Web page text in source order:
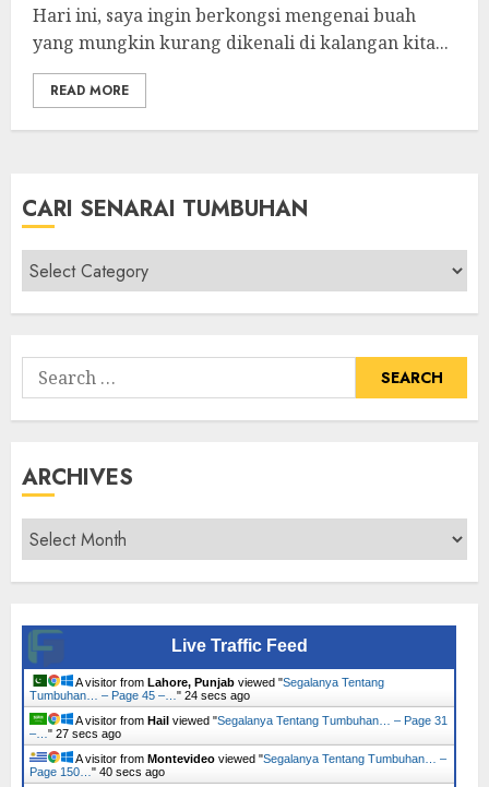
Hari ini, saya ingin berkongsi mengenai buah
yang mungkin kurang dikenali di kalangan kita...
READ MORE
CARI SENARAI TUMBUHAN
Cari
Senarai
Tumbuhan
Search
for:
ARCHIVES
Archives
Live Traffic Feed
A visitor from Lahore, Punjab viewed "Segalanya Tentang
Tumbuhan… – Page 45 –… " 25 secs ago
A visitor from Hail viewed "Segalanya Tentang Tumbuhan… – Page 31
–… " 28 secs ago
A visitor from Montevideo viewed "Segalanya Tentang Tumbuhan… –
Page 150… " 41 secs ago